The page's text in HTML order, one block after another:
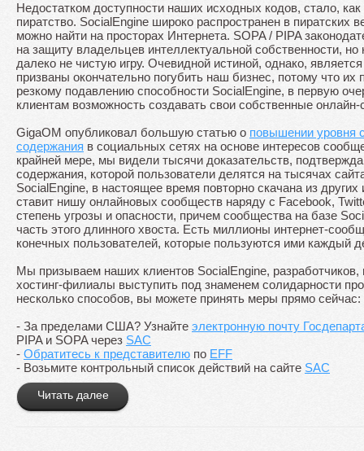
Недостатком доступности наших исходных кодов, стало,
пиратство. SocialEngine широко распространен в пиратских
можно найти на просторах Интернета. SOPA / PIPA
на защиту владельцев интеллектуальной собственности,
далеко не чистую игру. Очевидной истиной, однако,
призваны окончательно погубить наш бизнес, потому что их
резкому подавлению способности SocialEngine, в первую
клиентам возможность создавать свои собственные
GigaOM опубликовал большую статью о повышении уровня
содержания в социальных сетях на основе интересов
крайней мере, мы видели тысячи доказательств,
содержания, которой пользователи делятся на тысячах
SocialEngine, в настоящее время повторно скачана из других
ставит нишу онлайновых сообществ наряду с Facebook,
степень угрозы и опасности, причем сообщества на базе
часть этого длинного хвоста. Есть миллионы интернет-
конечных пользователей, которые пользуются ими каждый
Мы призываем наших клиентов SocialEngine, разработчиков,
хостинг-филиалы выступить под знаменем солидарности
несколько способов, вы можете принять меры прямо сейчас:
- За пределами США? Узнайте электронную почту
PIPA и SOPA через SAC
- Обратитесь к представителю по EFF
- Возьмите контрольный список действий на сайте SAC
Читать далее